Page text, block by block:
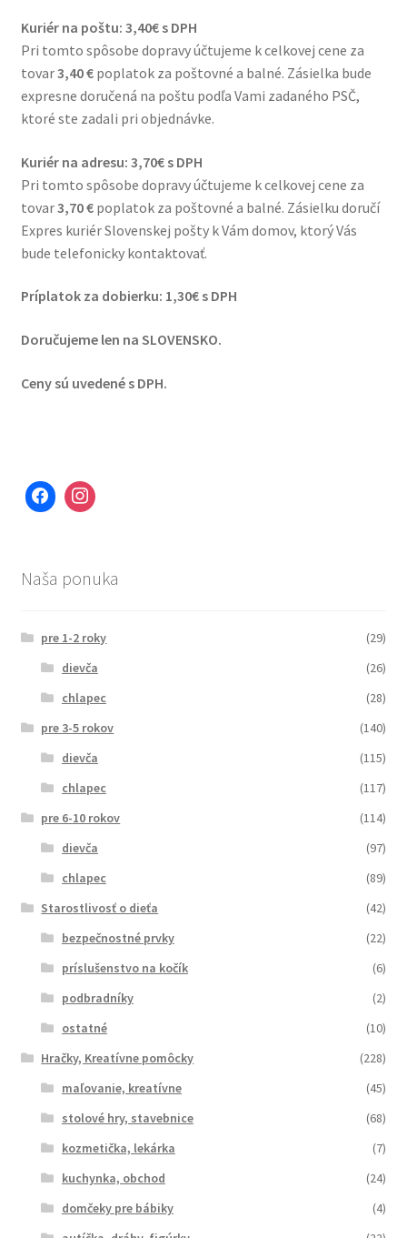
Ochrana osobných údajov
Bezpečný nákup
Kuriér na poštu: 3,40€ s DPH
Pri tomto spôsobe dopravy účtujeme k celkovej cene za
tovar3,40 €poplatok za poštovné a balné. Zásielka bude
expresne doručená na poštu podľa Vami zadaného PSČ,
ktoré ste zadali pri objednávke.
Kuriér na adresu: 3,70€ s DPH
Pri tomto spôsobe dopravy účtujeme k celkovej cene za
tovar3,70 €poplatok za poštovné a balné. Zásielku doručí
Expres kuriér Slovenskej pošty k Vám domov, ktorý Vás
bude telefonicky kontaktovať.
Príplatok za dobierku: 1,30€ s DPH
Doručujeme len na SLOVENSKO.
Ceny sú uvedené s DPH.
Naša ponuka
pre 1-2 roky
(29)
dievča
(26)
chlapec
(28)
pre 3-5 rokov
(140)
dievča
(115)
chlapec
(117)
pre 6-10 rokov
(114)
dievča
(97)
chlapec
(89)
Starostlivosť o dieťa
(42)
bezpečnostné prvky
(22)
príslušenstvo na kočík
(6)
podbradníky
(2)
ostatné
(10)
Hračky, Kreatívne pomôcky
(228)
maľovanie, kreatívne
(45)
stolové hry, stavebnice
(68)
kozmetička, lekárka
(7)
kuchynka, obchod
(24)
domčeky pre bábiky
(4)